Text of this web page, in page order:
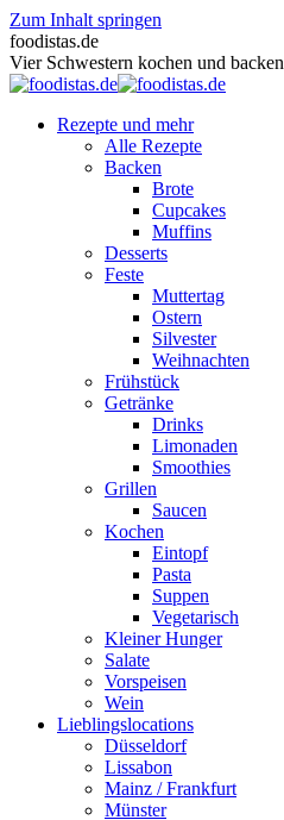
Zum Inhalt springen
foodistas.de
Vier Schwestern kochen und backen
Rezepte und mehr
Alle Rezepte
Backen
Brote
Cupcakes
Muffins
Desserts
Feste
Muttertag
Ostern
Silvester
Weihnachten
Frühstück
Getränke
Drinks
Limonaden
Smoothies
Grillen
Saucen
Kochen
Eintopf
Pasta
Suppen
Vegetarisch
Kleiner Hunger
Salate
Vorspeisen
Wein
Lieblingslocations
Düsseldorf
Lissabon
Mainz / Frankfurt
Münster